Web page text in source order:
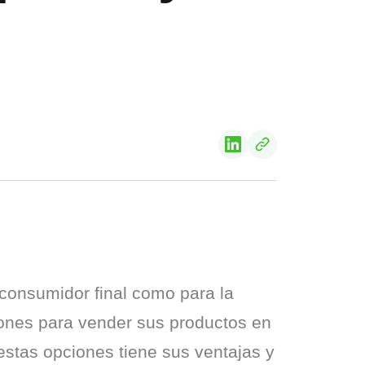
final como para la
para vender sus productos en
opciones tiene sus ventajas y